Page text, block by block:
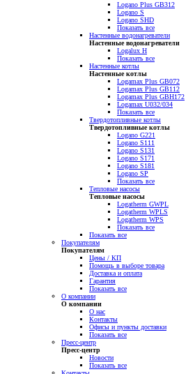
Logano Plus GB312
Logano S
Logano SHD
Показать все
Настенные водонагреватели
Настенные водонагреватели
Logalux H
Показать все
Настенные котлы
Настенные котлы
Logamax Plus GB072
Logamax Plus GB112
Logamax Plus GBH172
Logamax U032/034
Показать все
Твердотопливные котлы
Твердотопливные котлы
Logano G221
Logano S111
Logano S131
Logano S171
Logano S181
Logano SP
Показать все
Тепловые насосы
Тепловые насосы
Logatherm GWPL
Logatherm WPLS
Logatherm WPS
Показать все
Показать все
Покупателям
Покупателям
Цены / КП
Помощь в выборе товара
Доставка и оплата
Гарантия
Показать все
О компании
О компании
О нас
Контакты
Офисы и пункты доставки
Показать все
Пресс-центр
Пресс-центр
Новости
Показать все